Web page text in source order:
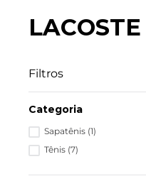
LACOSTE
Filtros
Categoria
Sapatênis (1)
Tênis (7)